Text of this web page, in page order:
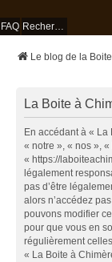
FAQ Rechercher
Le blog de la
La Boite à
En accédant à «
« notre », « nos »,
« https://
légalement
pas d’être
alors n’accédez
pouvons modifier
pour que vous en
régulièrement
« La Boite à